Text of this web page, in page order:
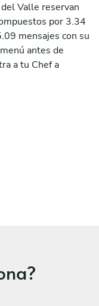
Valle reservan
por 3.34
mensajes con su
antes de
a tu Chef a